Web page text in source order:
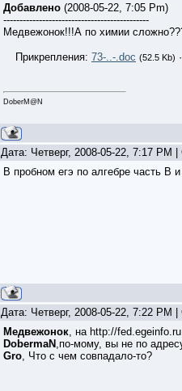
Добавлено (2008-05-22, 7:05 Pm)
---------------------------------------------
Медвежонок!!!А по химии
Прикрепления: 73-..-.doc (52.5 Kb) ·
DoberM@N
Дата: Четверг, 2008-05-22, 7:17 PM
В пробном егэ по алгебре часть В
Дата: Четверг, 2008-05-22, 7:22 PM
Медвежонок, на http://
DobermaN ,по-мому, вы не по
Gro, Что с чем совпадало-то?